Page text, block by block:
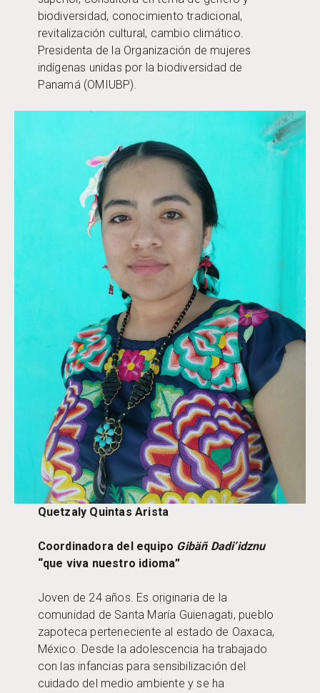
biodiversidad, conocimiento tradicional,
revitalización cultural, cambio climático.
Presidenta de la Organización de mujeres
indígenas unidas por la biodiversidad de
Panamá (OMIUBP).
Quetzaly Quintas Arista
Coordinadora del equipo Gibäñ Dadi’idznu
“que viva nuestro idioma”
Joven de 24 años. Es originaria de la
comunidad de Santa María Guienagati, pueblo
zapoteca perteneciente al estado de Oaxaca,
México. Desde la adolescencia ha trabajado
con las infancias para sensibilización del
cuidado del medio ambiente y se ha